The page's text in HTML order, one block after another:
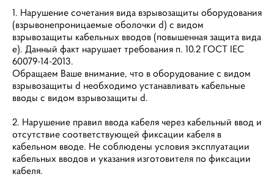
1. Нарушение сочетания вида взрывозащиты оборудования
(взрывонепроницаемые оболочки d) с видом
взрывозащиты кабельных вводов (повышенная защита вида
e). Данный факт нарушает требования п. 10.2 ГОСТ IEC
60079-14-2013.
Обращаем Ваше внимание, что в оборудование с видом
взрывозащиты d необходимо устанавливать кабельные
вводы с видом взрывозащиты d.
2. Нарушение правил ввода кабеля через кабельный ввод и
отсутствие соответствующей фиксации кабеля в
кабельном вводе. Не соблюдены условия эксплуатации
кабельных вводов и указания изготовителя по фиксации
кабеля.